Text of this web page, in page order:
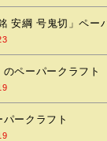
安綱 号鬼切」ペー
のペーパークラフト
ークラフト